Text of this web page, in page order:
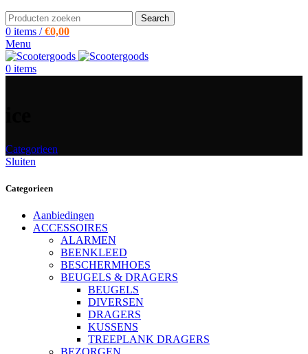
Search
0 items / €0,00
Menu
0 items
Categorieen
Sluiten
Categorieen
Aanbiedingen
ACCESSOIRES
ALARMEN
BEENKLEED
BESCHERMHOES
BEUGELS & DRAGERS
BEUGELS
DIVERSEN
DRAGERS
KUSSENS
TREEPLANK DRAGERS